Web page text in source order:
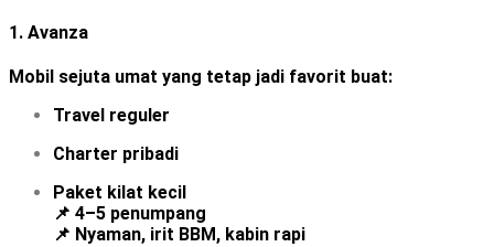
1. Avanza
Mobil sejuta umat yang tetap jadi favorit buat:
Travel reguler
Charter pribadi
Paket kilat kecil
📌 4–5 penumpang
📌 Nyaman, irit BBM, kabin rapi